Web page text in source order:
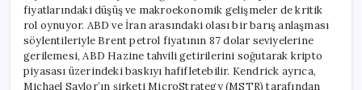
fiyatlarındaki düşüş ve makroekonomik gelişmeler de kritik
rol oynuyor. ABD ve İran arasındaki olası bir barış anlaşması
söylentileriyle Brent petrol fiyatının 87 dolar seviyelerine
gerilemesi, ABD Hazine tahvili getirilerini soğutarak kripto
piyasası üzerindeki baskıyı hafifletebilir. Kendrick ayrıca,
Michael Saylor’ın şirketi MicroStrategy (MSTR) tarafından